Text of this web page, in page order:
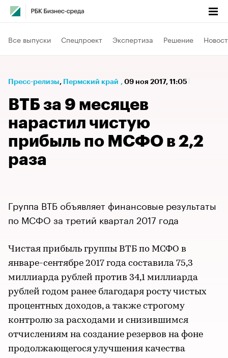
Все выпуски Спецпроект Экспертиза Решение
Пресс-релизы⁠, Пермский край , 09 ноя 2017, 11:05
ВТБ за 9 месяцев
нарастил чистую
прибыль по МСФО в 2,2
раза
Группа ВТБ объявляет финансовые результаты
по МСФО за третий квартал 2017 года
Чистая прибыль группы ВТБ по МСФО в
январе-сентябре 2017 года составила 75,3
миллиарда рублей против 34,1 миллиарда
рублей годом ранее благодаря росту чистых
процентных доходов, а также строгому
контролю за расходами и снизившимся
отчислениям на создание резервов на фоне
продолжающегося улучшения качества